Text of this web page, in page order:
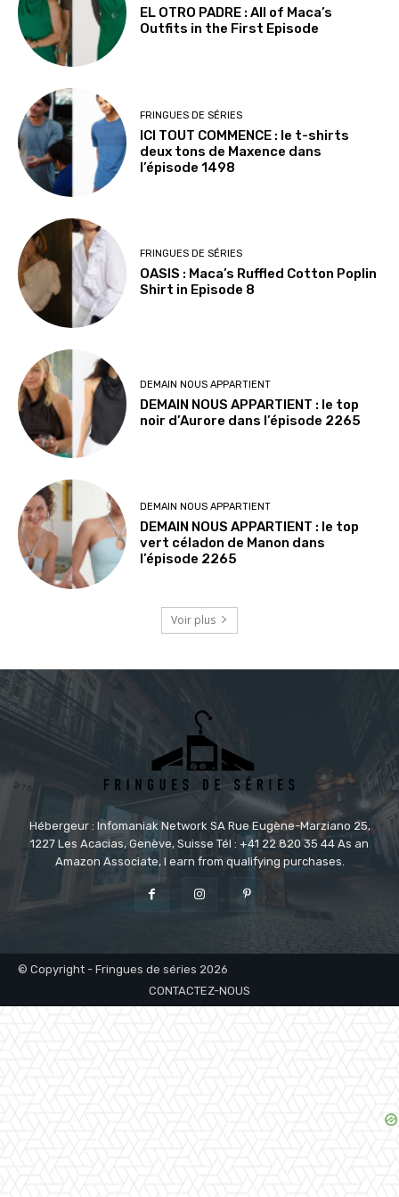
EL OTRO PADRE : All of Maca’s
Outfits in the First Episode
FRINGUES DE SÉRIES
ICI TOUT COMMENCE : le t-shirts
deux tons de Maxence dans
l’épisode 1498
FRINGUES DE SÉRIES
OASIS : Maca’s Ruffled Cotton Poplin
Shirt in Episode 8
DEMAIN NOUS APPARTIENT
DEMAIN NOUS APPARTIENT : le top
noir d’Aurore dans l’épisode 2265
DEMAIN NOUS APPARTIENT
DEMAIN NOUS APPARTIENT : le top
vert céladon de Manon dans
l’épisode 2265
Voir plus
Hébergeur : Infomaniak Network SA Rue Eugène-Marziano 25,
1227 Les Acacias, Genève, Suisse Tél : +41 22 820 35 44 As an
Amazon Associate, I earn from qualifying purchases.
© Copyright - Fringues de séries 2026
CONTACTEZ-NOUS